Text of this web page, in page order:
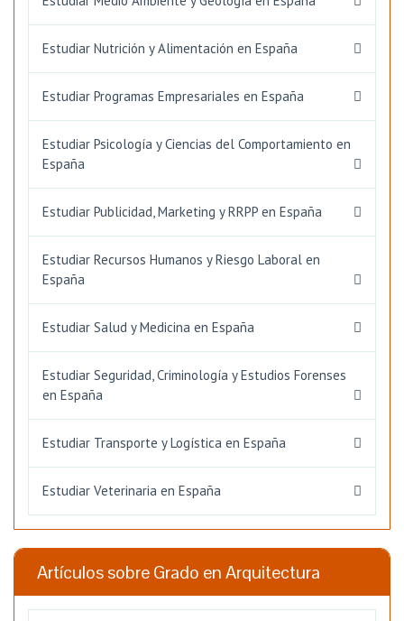
Estudiar Nutrición y Alimentación en España
Estudiar Programas Empresariales en España
Estudiar Psicología y Ciencias del Comportamiento en
España
Estudiar Publicidad, Marketing y RRPP en España
Estudiar Recursos Humanos y Riesgo Laboral en
España
Estudiar Salud y Medicina en España
Estudiar Seguridad, Criminología y Estudios Forenses
en España
Estudiar Transporte y Logística en España
Estudiar Veterinaria en España
Artículos sobre Grado en Arquitectura